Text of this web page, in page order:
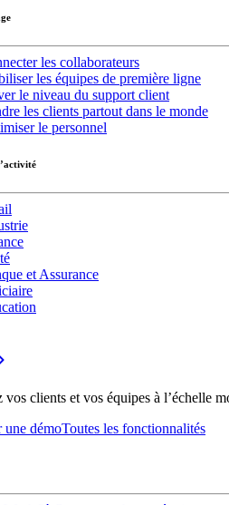
les collaborateurs
les équipes de première ligne
le niveau du support client
les clients partout dans le monde
le personnel
et Assurance
vos clients et vos équipes à l’échelle
une démoToutes les fonctionnalités